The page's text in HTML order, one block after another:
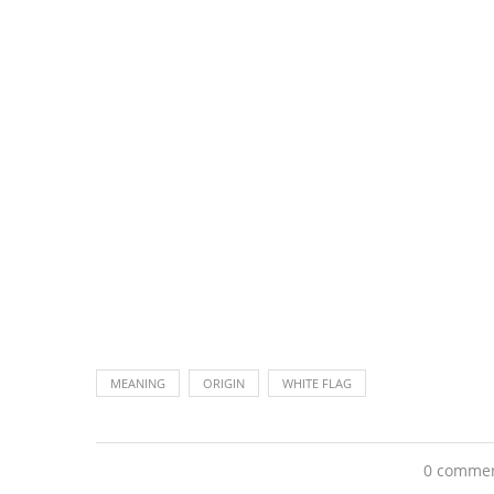
MEANING ORIGIN WHITE FLAG
0